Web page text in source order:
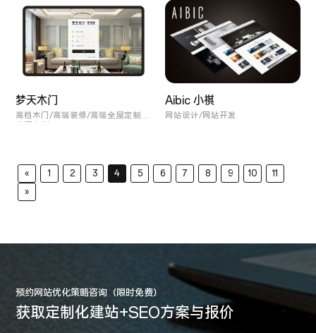
梦天木门
高档木门/高端装修/高端全屋定制/
Aibic 小祺
网站设计/网站开发
« 1 2 3 4 5 6 7 8 9 10
11
»
预约网站优化策略咨询（限时免费）
获取定制化建站+SEO方案与报价